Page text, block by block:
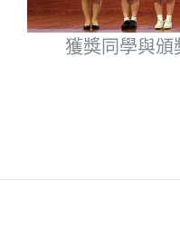
獲獎同學與頒